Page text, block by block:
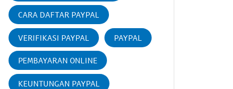
CARA DAFTAR PAYPAL
VERIFIKASI PAYPAL PAYPAL
PEMBAYARAN ONLINE
KEUNTUNGAN PAYPAL